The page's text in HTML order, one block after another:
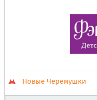
Новые Черемушки